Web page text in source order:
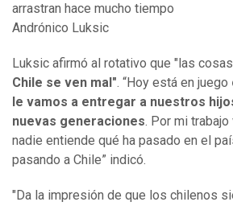
arrastran hace mucho tiempo
Andrónico Luksic
Luksic afirmó al rotativo que "las cosas
Chile se ven mal ". “Hoy está en juego
le vamos a entregar a nuestros
nuevas generaciones. Por mi trabajo
nadie entiende qué ha pasado en el
pasando a Chile” indicó.
"Da la impresión de que los chilenos